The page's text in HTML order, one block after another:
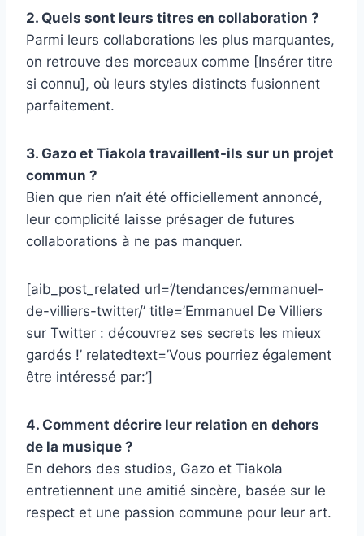
2. Quels sont leurs titres en collaboration ?
Parmi leurs collaborations les plus marquantes,
on retrouve des morceaux comme [Insérer titre
si connu], où leurs styles distincts fusionnent
parfaitement.
3. Gazo et Tiakola travaillent-ils sur un projet
commun ?
Bien que rien n’ait été officiellement annoncé,
leur complicité laisse présager de futures
collaborations à ne pas manquer.
[aib_post_related url=’/tendances/emmanuel-
de-villiers-twitter/’ title=’Emmanuel De Villiers
sur Twitter : découvrez ses secrets les mieux
gardés !’ relatedtext=’Vous pourriez également
être intéressé par:’]
4. Comment décrire leur relation en dehors
de la musique ?
En dehors des studios, Gazo et Tiakola
entretiennent une amitié sincère, basée sur le
respect et une passion commune pour leur art.